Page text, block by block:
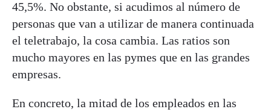
45,5%. No obstante, si acudimos al número de
personas que van a utilizar de manera continuada
el teletrabajo, la cosa cambia. Las ratios son
mucho mayores en las pymes que en las grandes
empresas.
En concreto, la mitad de los empleados en las